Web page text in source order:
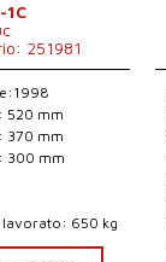
251981
520 mm
370 mm
300 mm
lavorato: 650 kg